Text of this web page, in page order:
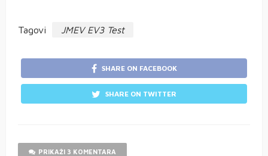
Tagovi JMEV EV3 Test
SHARE ON FACEBOOK
SHARE ON TWITTER
PRIKAŽI 3 KOMENTARA